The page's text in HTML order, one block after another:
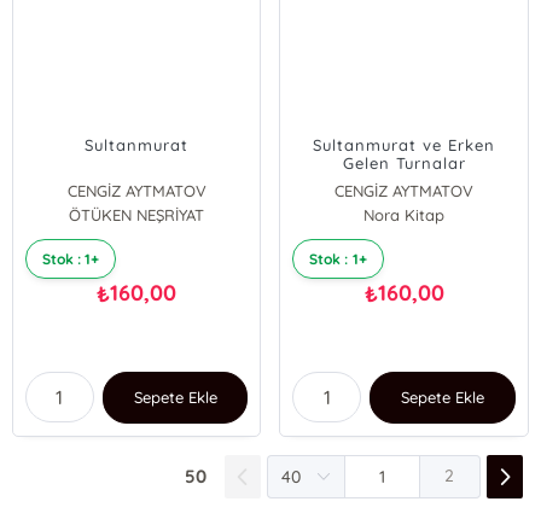
Sultanmurat
CENGİZ AYTMATOV
ÖTÜKEN NEŞRİYAT
Stok : 1+
₺160,00
Sepete Ekle
Sultanmurat ve Erken
Gelen Turnalar
CENGİZ AYTMATOV
Nora Kitap
Stok : 1+
₺160,00
Sepete Ekle
50 2